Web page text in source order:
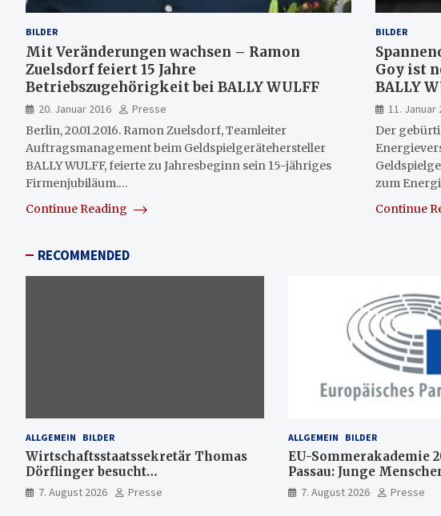
BILDER
Mit Veränderungen wachsen – Ramon
Zuelsdorf feiert 15 Jahre
Betriebszugehörigkeit bei BALLY WULFF
20. Januar 2016
Presse
Berlin, 20.01.2016. Ramon Zuelsdorf, Teamleiter
Auftragsmanagement beim Geldspielgerätehersteller
BALLY WULFF, feierte zu Jahresbeginn sein 15-jähriges
Firmenjubiläum.…
Continue Reading
BILDER
Goy ist
BALLY
11. Januar
Der
zum
Continue
RECOMMENDED
ALLGEMEIN BILDER
Wirtschaftsstaatssekretär Thomas
Dörflinger besucht
Handwerksbetrieb im
Kammerbezirk Freiburg
7. August 2026 Presse
ALLGEMEIN BILDER
EU-Sommerakademie
Passau: Junge
Ideen für Europas
7. August 2026 Presse